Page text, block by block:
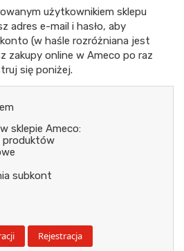
użytkownikiem sklepu
adres e-mail i hasło, aby
(w haśle rozróżniana jest
zakupy online w Ameco po raz
się poniżej.
sklepie Ameco:
produktów
subkont